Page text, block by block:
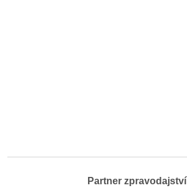
Partner zpravodajství